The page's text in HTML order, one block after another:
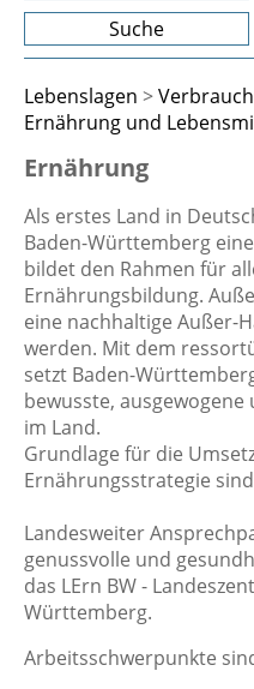
Suche
Lebenslagen >
Ernährung und
Ernährung
Als erstes Land in
Baden-Württemberg
bildet den Rahmen für
Ernährungsbildung.
eine nachhaltige Außer-
werden. Mit dem
setzt Baden-
bewusste,
im Land.
Grundlage für die
Ernährungsstrategie
Landesweiter
genussvolle und
das LErn BW -
Württemberg.
Arbeitsschwerpunkte